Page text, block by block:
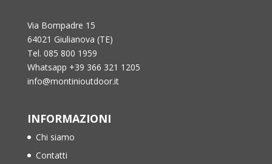
Via Bompadre 15
64021 Giulianova (TE)
Tel. 085 800 1959
Whatsapp +39 366 321 1205
info@montinioutdoor.it
INFORMAZIONI
Chi siamo
Contatti